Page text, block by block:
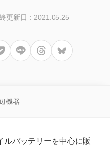
更新日：2021.05.25
機器
ルバッテリーを中心に販